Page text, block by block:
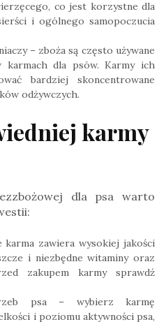
co jest korzystne dla
i ogólnego samopoczucia
– zboża są często używane
karmach dla psów. Karmy ich
bardziej skoncentrowane
odżywczych.
karmy
dla psa warto
karma zawiera wysokiej jakości
i niezbędne witaminy oraz
zakupem karmy sprawdź
psa – wybierz karmę
i poziomu aktywności psa,